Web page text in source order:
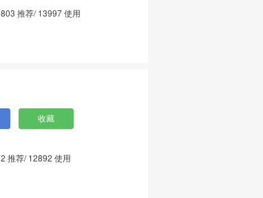
803 推荐/13997使用
2 推荐/12892 使用